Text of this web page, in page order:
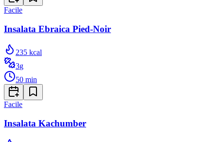
Facile
Insalata Ebraica Pied-Noir
235 kcal
3g
50 min
Facile
Insalata Kachumber